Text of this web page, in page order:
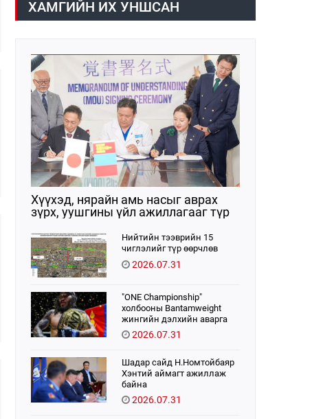
ХАМГИЙН ИХ УНШСАН
Хүүхэд, нярайн амь насыг аврах
зүрх, уушгины үйл ажиллагааг түр
ЭХЭМҮТ-д нэвтрүүлнэНийтийн тээврийн 15
чиглэлийг түр өөрчлөв
2026.07.31
"ONE Championship"
холбооны Bantamweight
жингийн дэлхийн аварга
Б.Энх-Оргил аваргын бүс
хамгаалах тулаанаа
2026.07.31
Шадар сайд Н.Номтойбаяр
Хэнтий аймагт ажиллаж
байна
2026.07.31